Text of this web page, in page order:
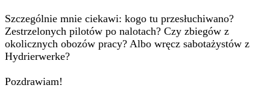
Szczególnie mnie ciekawi: kogo tu przesłuchiwano?
Zestrzelonych pilotów po nalotach? Czy zbiegów z
okolicznych obozów pracy? Albo wręcz sabotażystów z
Hydrierwerke?
Pozdrawiam!